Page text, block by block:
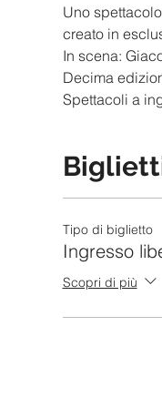
Uno
creato in
In scena:
Decima
Spettacoli a
Tipo di biglietto
Ingresso
Scopri di più